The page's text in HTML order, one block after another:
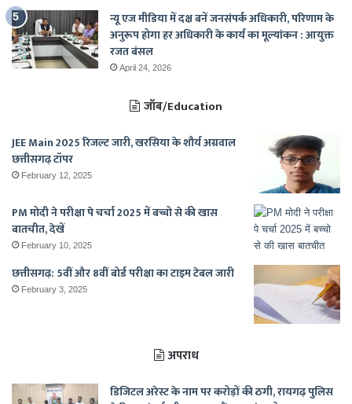
न्यू एज मीडिया में दक्ष बनें जनसंपर्क अधिकारी, परिणाम के
अनुरूप होगा हर अधिकारी के कार्य का मूल्यांकन : आयुक्त
रजत बंसल
April 24, 2026
जॉब/Education
JEE Main 2025 रिजल्ट जारी, खरसिया के शौर्य अग्रवाल
छत्तीसगढ़ टॉपर
February 12, 2025
PM मोदी ने परीक्षा पे चर्चा 2025 में बच्चो से की खास
बातचीत, देखें
February 10, 2025
छत्तीसगढ़: 5वीं और 8वीं बोर्ड परीक्षा का टाइम टेबल जारी
February 3, 2025
अपराध
डिजिटल अरेस्ट के नाम पर करोड़ों की ठगी, रायगढ़ पुलिस